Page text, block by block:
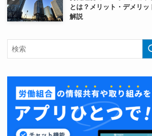
とは？メリット・デメリッ
解説